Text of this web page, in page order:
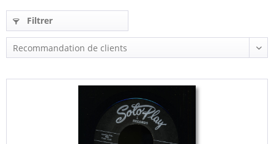
Filtrer